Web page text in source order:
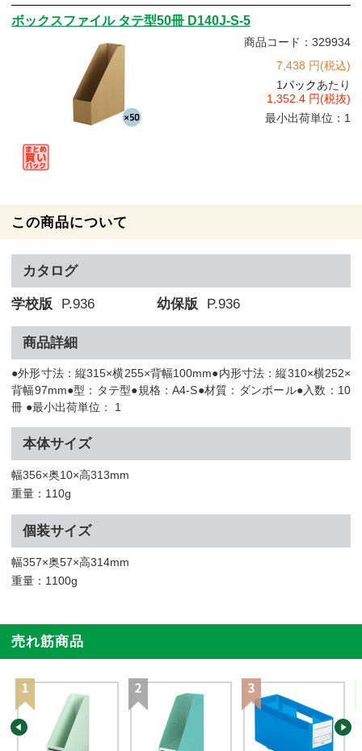
ボックスファイル タテ型50冊 D140J-S-5
商品コード：329934
7,438 円(税込)
1パックあたり
1,352.4 円(税抜)
最小出荷単位：1
この商品について
カタログ
学校版 P.936 幼保版 P.936
商品詳細
●外形寸法：縦315×横255×背幅100mm●内形寸法：縦310×横252×
背幅97mm●型：タテ型●規格：A4-S●材質：ダンボール●入数：10
冊 ●最小出荷単位： 1
本体サイズ
幅356×奥10×高313mm
重量：110g
個装サイズ
幅357×奥57×高314mm
重量：1100g
売れ筋商品